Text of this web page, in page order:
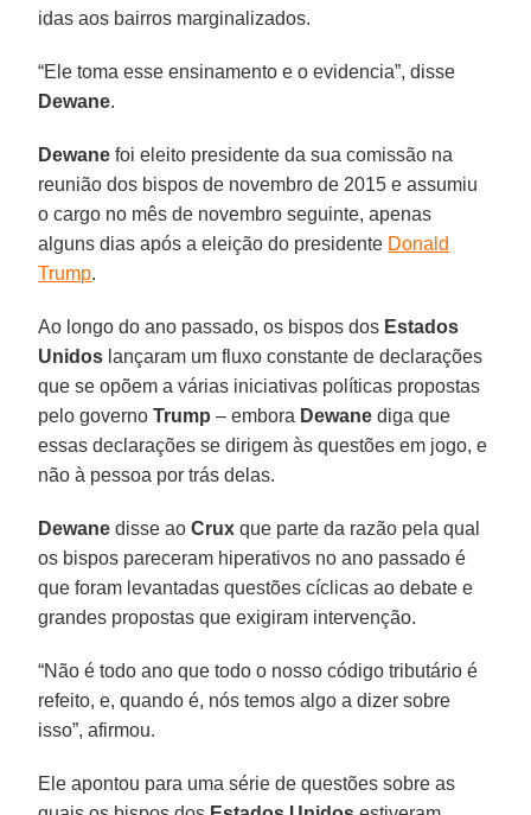
idas aos bairros marginalizados.
“Ele toma esse ensinamento e o evidencia”, disse
Dewane.
Dewane foi eleito presidente da sua comissão na
reunião dos bispos de novembro de 2015 e assumiu
o cargo no mês de novembro seguinte, apenas
alguns dias após a eleição do presidente Donald
Trump.
Ao longo do ano passado, os bispos dos Estados
Unidos lançaram um fluxo constante de declarações
que se opõem a várias iniciativas políticas propostas
pelo governoTrump – embora Dewane diga que
essas declarações se dirigem às questões em jogo, e
não à pessoa por trás delas.
Dewane disse aoCrux que parte da razão pela qual
os bispos pareceram hiperativos no ano passado é
que foram levantadas questões cíclicas ao debate e
grandes propostas que exigiram intervenção.
“Não é todo ano que todo o nosso código tributário é
refeito, e, quando é, nós temos algo a dizer sobre
isso”, afirmou.
Ele apontou para uma série de questões sobre as